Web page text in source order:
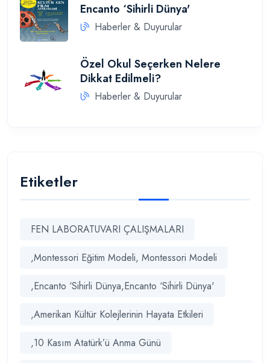
Encanto ‘Sihirli Dünya'
Haberler & Duyurular
Özel Okul Seçerken Nelere
Dikkat Edilmeli?
Haberler & Duyurular
Etiketler
FEN LABORATUVARI ÇALIŞMALARI
,Montessori Eğitim Modeli, Montessori Modeli
,Encanto ‘Sihirli Dünya,Encanto ‘Sihirli Dünya'
,Amerikan Kültür Kolejlerinin Hayata Etkileri
,10 Kasım Atatürk’ü Anma Günü